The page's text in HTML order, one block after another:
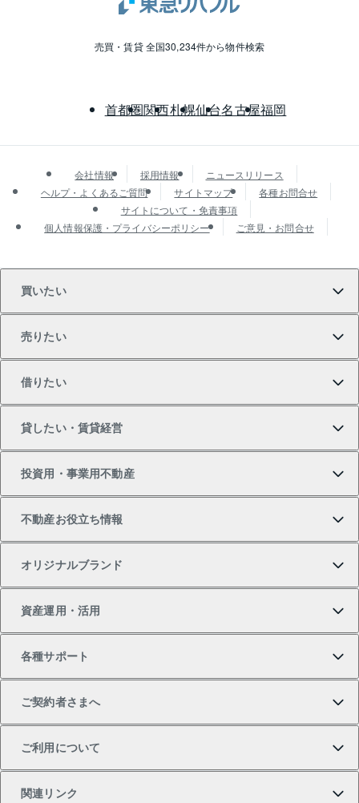
売買・賃貸 全国30,234件から物件検索
首都圏関西札幌仙台名古屋福岡
会社情報 採用情報
ニュースリリース
ヘルプ・よくあるご質問
サイトマップ
各種お問合せ
サイトについて・免責事項
個人情報保護・プライバシーポリシー
ご意見・お問合せ
買いたい
新築・分譲マンションの購入
中古マンションの購入
売りたい
マンションの売却・査定
一戸建ての売却・査定
借りたい
借りたいTOP
物件を借りる
貸したい・賃貸経営
貸したいTOP
投資用・事業用不動産
不動産お役立ち情報
オリジナルブランド
一棟リノベーションマンション L`GENTE（ルジェン
テ）
投資用一棟レジデンスWELL SQUARE（ウェルスクエ
ア）
資産運用・活用
各種サポート
ご契約者さまへ
ご利用について
関連リンク